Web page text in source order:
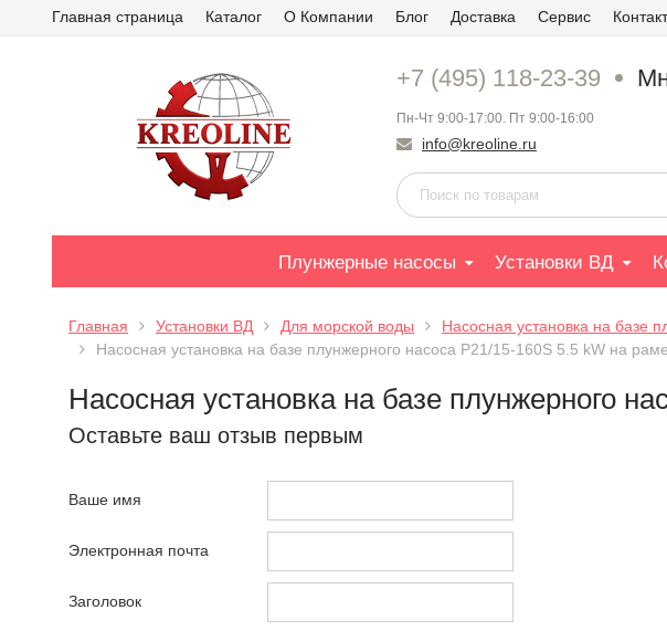
Главная страница Каталог О Компании Блог Доставка Сервис
+7 (495) 118-23-39
Пн-Чт 9:00-17:00. Пт 9:00-16:00
info@kreoline.ru
Плунжерные насосы Установки ВД
Главная Установки ВД Для морской воды
Насосная установка на базе
Насосная установка на базе плунжерного насоса P21/15-160S 5.5 kW на раме
Насосная установка на базе плунжерного
Оставьте ваш отзыв первым
Ваше имя
Электронная почта
Заголовок